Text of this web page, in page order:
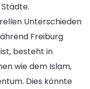
Unterschieden
Freiburg
besteht in
wie dem Islam,
Dies könnte